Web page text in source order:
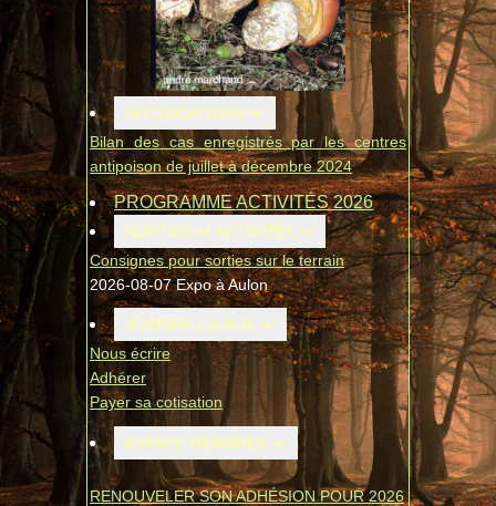
INTOXICATIONS
Bilan des cas enregistrés par les centres
antipoison de juillet à décembre 2024
PROGRAMME ACTIVITÉS 2026
SORTIES et ACTIVITÉS
Consignes pour sorties sur le terrain
2026-08-07 Expo à Aulon
JOINDRE L'A.M.B.
Nous écrire
Adhérer
Payer sa cotisation
ESPACE MEMBRES
RENOUVELER SON ADHÉSION POUR 2026